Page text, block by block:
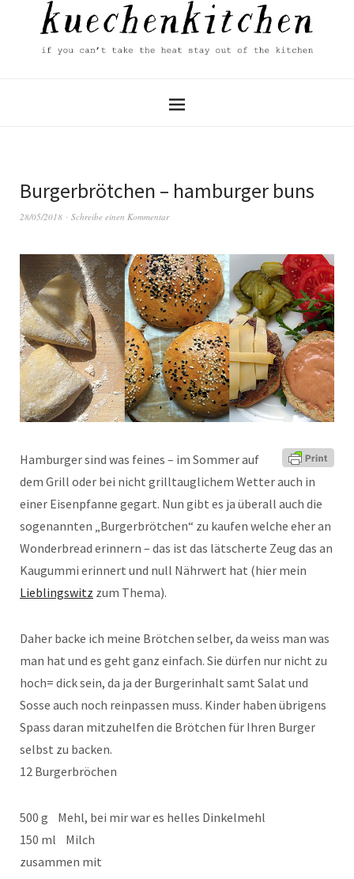
Burgerbrötchen – hamburger buns
28/05/2018 Schreibe einen Kommentar
Hamburger sind was feines – im Sommer auf
dem Grill oder bei nicht grilltauglichem Wetter auch in
einer Eisenpfanne gegart. Nun gibt es ja überall auch die
sogenannten „Burgerbrötchen“ zu kaufen welche eher an
Wonderbread erinnern – das ist das lätscherte Zeug das an
Kaugummi erinnert und null Nährwert hat (hier mein
Lieblingswitz zum Thema).
Daher backe ich meine Brötchen selber, da weiss man was
man hat und es geht ganz einfach. Sie dürfen nur nicht zu
hoch= dick sein, da ja der Burgerinhalt samt Salat und
Sosse auch noch reinpassen muss. Kinder haben übrigens
Spass daran mitzuhelfen die Brötchen für Ihren Burger
selbst zu backen.
12 Burgerbröchen
500 g Mehl, bei mir war es helles Dinkelmehl
150 ml Milch
zusammen mit